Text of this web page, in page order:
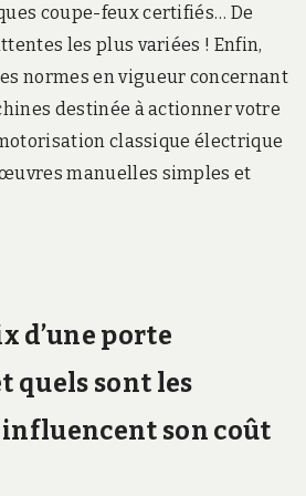
coupe-feux certifiés… De
les plus variées ! Enfin,
normes en vigueur concernant
destinée à actionner votre
classique électrique
manuelles simples et
d’une porte
quels sont les
son coût